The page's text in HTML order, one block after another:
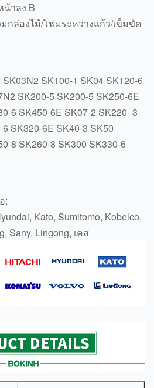
าลง B
มกล่องไม้/โฟมระหว่างแก้ว/เข็มขัด
SK100-1 SK04 SK120-6
SK200-5 SK200-5 SK250-6E
6 SK450-6E SK07-2 SK220- 3
SK320-6E SK40-3 SK50
8 SK260-8 SK300 SK330-6
:
Kato, Sumitomo, Kobelco,
Sany, Lingong, เคส